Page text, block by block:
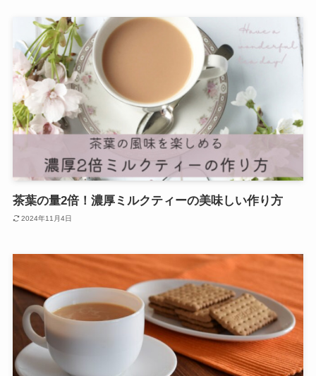
茶葉の量2倍！濃厚ミルクティーの美味しい作り方
2024年11月4日